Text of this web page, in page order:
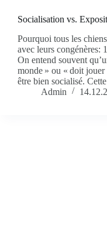
Socialisation vs.
Pourquoi tous les
avec leurs congénères:
On entend souvent
monde » ou « doit jouer
être bien socialisé.
Admin